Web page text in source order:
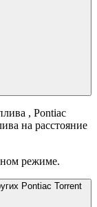
, Pontiac
на расстояние
режиме.
Pontiac Torrent